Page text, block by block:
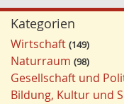
Kategorien
Wirtschaft 149
Naturraum 98
Gesellschaft und
Bildung, Kultur und